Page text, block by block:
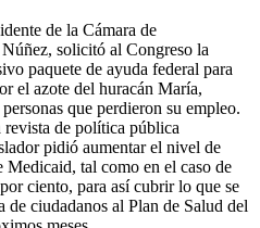
de la Cámara de
solicitó al Congreso la
paquete de ayuda federal para
el azote del huracán María,
que perdieron su empleo.
de política pública
pidió aumentar el nivel de
Medicaid, tal como en el caso de
ciento, para así cubrir lo que se
de ciudadanos al Plan de Salud del